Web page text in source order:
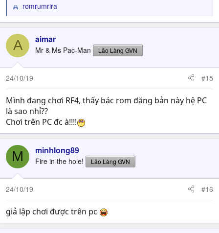
R
e
c
i
o
n
s
romrumrira
A aimar
Mr & Ms Pac-Man Lão Làng GVN
24/10/19 #15
Mình đang chơi RF4, thấy bác rom đăng bản này hệ PC
là sao nhỉ??
Chơi trên PC đc à!!!!
M minhlong89
Fire in the hole! Lão Làng GVN
24/10/19 #16
giả lập chơi được trên pc